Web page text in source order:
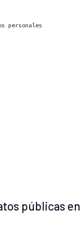
personales
públicas en